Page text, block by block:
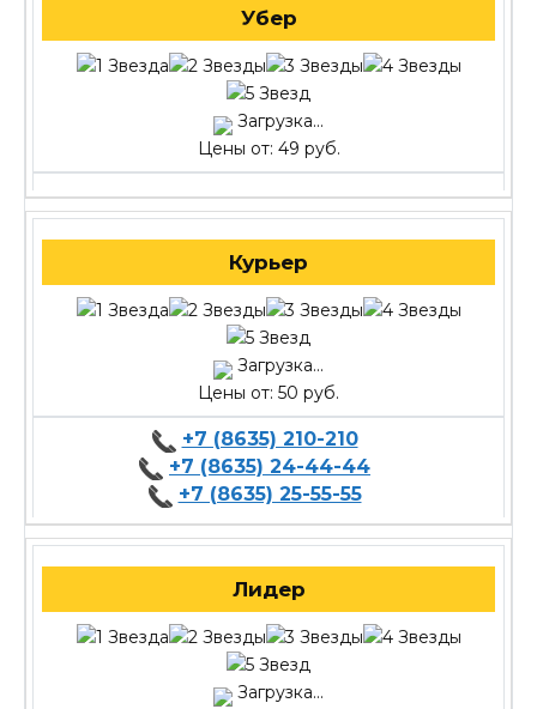
Убер
Загрузка...
Цены от: 49 руб.
Курьер
Загрузка...
Цены от: 50 руб.
+7 (8635) 210-210
+7 (8635) 24-44-44
+7 (8635) 25-55-55
Лидер
Загрузка...